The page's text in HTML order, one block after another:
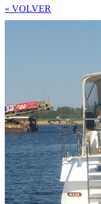
« VOLVER